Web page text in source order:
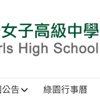
告 綠園行事曆